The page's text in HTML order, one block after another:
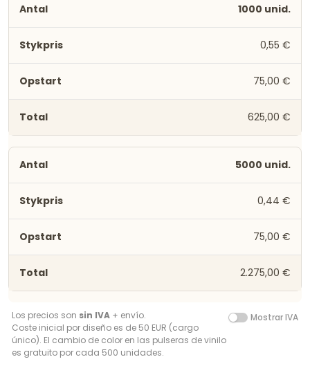
1000 unid.
0,55 €
75,00 €
625,00 €
5000 unid.
0,44 €
75,00 €
2.275,00 €
Los precios son sin IVA + envío.
Coste inicial por diseño es de 50 EUR (cargo
único). El cambio de color en las pulseras de vinilo
es gratuito por cada 500 unidades.
Mostrar IVA